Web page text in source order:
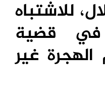
للاشتباه
قضية
غير